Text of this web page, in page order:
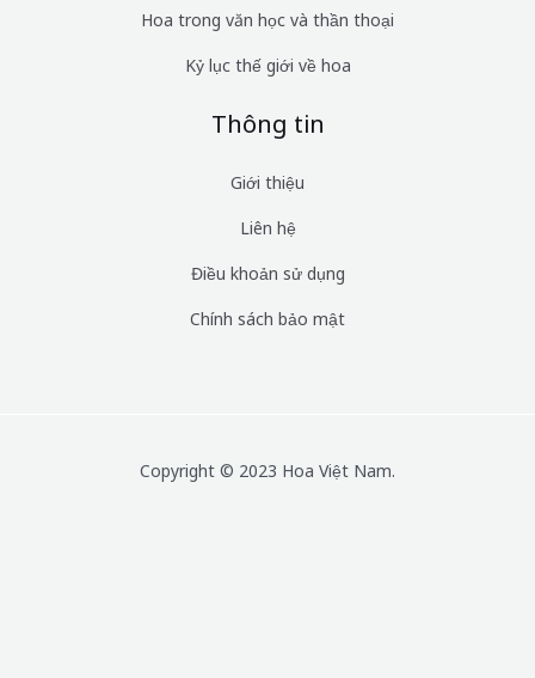
Hoa trong văn học và thần thoại
Kỷ lục thế giới về hoa
Thông tin
Giới thiệu
Liên hệ
Điều khoản sử dụng
Chính sách bảo mật
Copyright © 2023 Hoa Việt Nam.